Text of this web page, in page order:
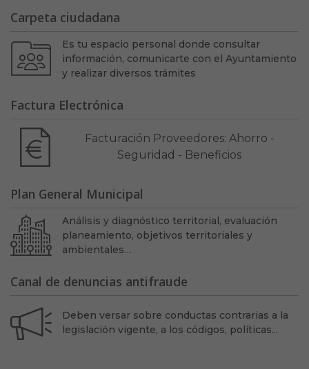
Carpeta ciudadana
Es tu espacio personal donde consultar
información, comunicarte con el Ayuntamiento
y realizar diversos trámites
Factura Electrónica
Facturación Proveedores: Ahorro -
Seguridad - Beneficios
Plan General Municipal
Análisis y diagnóstico territorial, evaluación
planeamiento, objetivos territoriales y
ambientales…
Canal de denuncias antifraude
Deben versar sobre conductas contrarias a la
legislación vigente, a los códigos, políticas...